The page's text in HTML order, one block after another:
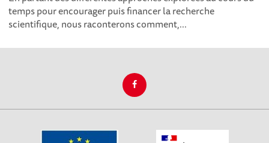
temps pour encourager puis financer la recherche
scientifique, nous raconterons comment,...